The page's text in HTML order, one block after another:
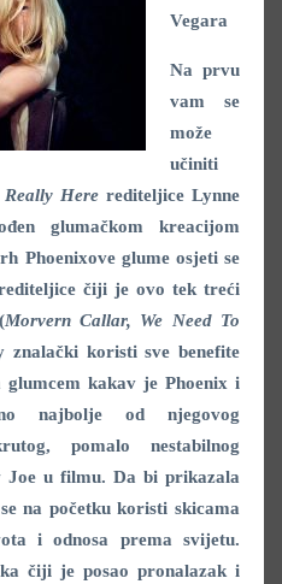
Vegara
Na prvu
vam se
može
učiniti
Really Here rediteljice Lynne
glumačkom kreacijom
Phoenixove glume osjeti se
čiji je ovo tek treći
Morvern Callar, We Need To
znalački koristi sve benefite
kakav je Phoenix i
najbolje od njegovog
pomalo nestabilnog
u filmu. Da bi prikazala
na početku koristi skicama
i odnosa prema svijetu.
čiji je posao pronalazak i